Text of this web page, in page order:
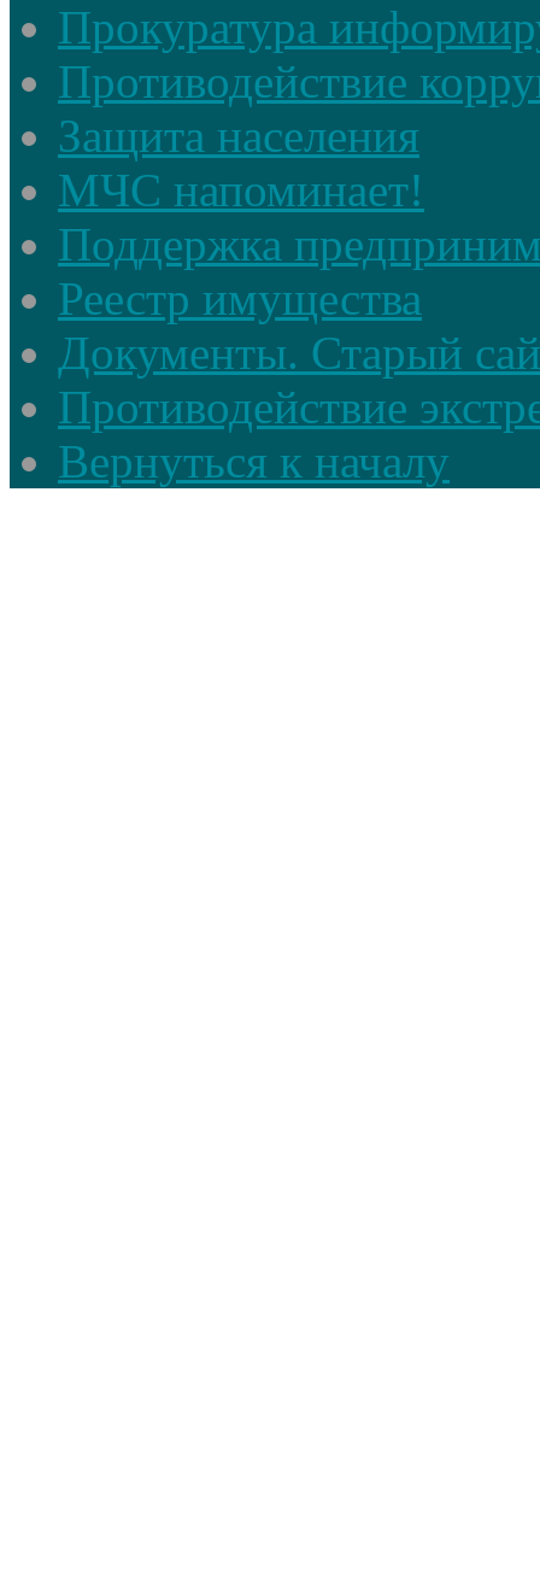
Прокуратура
Противодействие
Защита населения
МЧС напоминает!
Поддержка
Реестр имущества
Документы. Старый
Противодействие
Вернуться к началу